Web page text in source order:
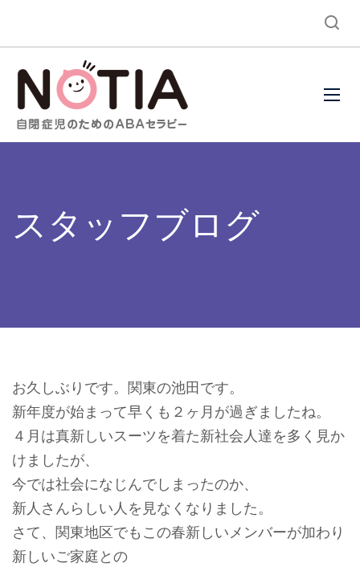
スタッフブログ
お久しぶりです。関東の池田です。
新年度が始まって早くも２ヶ月が過ぎましたね。
４月は真新しいスーツを着た新社会人達を多く見か
けましたが、
今では社会になじんでしまったのか、
新人さんらしい人を見なくなりました。
さて、関東地区でもこの春新しいメンバーが加わり
新しいご家庭との